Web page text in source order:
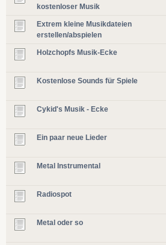
kostenloser Musik
Extrem kleine Musikdateien
erstellen/abspielen
Holzchopfs Musik-Ecke
Kostenlose Sounds für Spiele
Cykid's Musik - Ecke
Ein paar neue Lieder
Metal Instrumental
Radiospot
Metal oder so